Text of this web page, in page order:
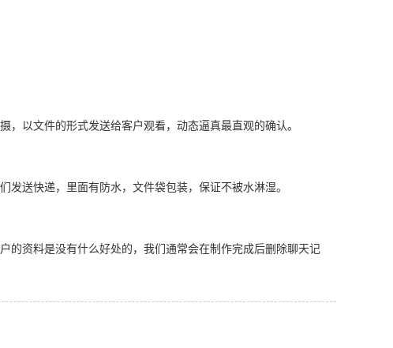
以文件的形式发送给客户观看，动态逼真最直观的确认。
送快递，里面有防水，文件袋包装，保证不被水淋湿。
的资料是没有什么好处的，我们通常会在制作完成后删除聊天记